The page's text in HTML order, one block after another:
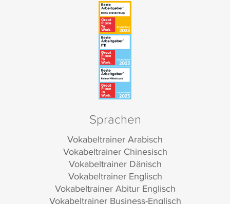
Sprachen
Vokabeltrainer Arabisch
Vokabeltrainer Chinesisch
Vokabeltrainer Dänisch
Vokabeltrainer Englisch
Vokabeltrainer Abitur Englisch
Vokabeltrainer Business-Englisch